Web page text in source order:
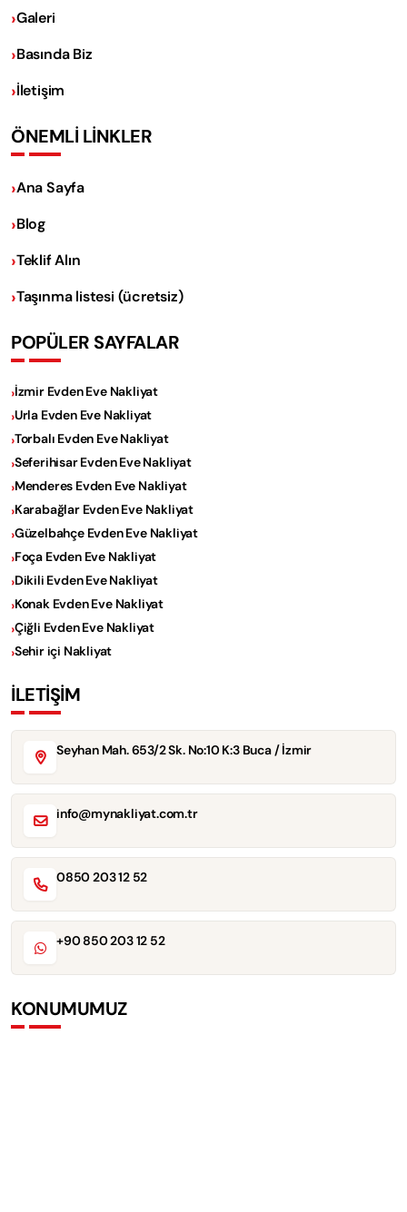
Galeri
Basında Biz
İletişim
ÖNEMLİ LİNKLER
Ana Sayfa
Blog
Teklif Alın
Taşınma listesi (ücretsiz)
POPÜLER SAYFALAR
İzmir Evden Eve Nakliyat
Urla Evden Eve Nakliyat
Torbalı Evden Eve Nakliyat
Seferihisar Evden Eve Nakliyat
Menderes Evden Eve Nakliyat
Karabağlar Evden Eve Nakliyat
Güzelbahçe Evden Eve Nakliyat
Foça Evden Eve Nakliyat
Dikili Evden Eve Nakliyat
Konak Evden Eve Nakliyat
Çiğli Evden Eve Nakliyat
Sehir içi Nakliyat
İLETİŞİM
Seyhan Mah. 653/2 Sk. No:10 K:3 Buca / İzmir
info@mynakliyat.com.tr
0850 203 12 52
+90 850 203 12 52
KONUMUMUZ